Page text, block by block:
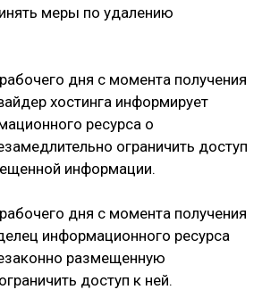
меры по удалению
дня с момента получения
хостинга информирует
ресурса о
ограничить доступ
информации.
дня с момента получения
информационного ресурса
размещенную
доступ к ней.